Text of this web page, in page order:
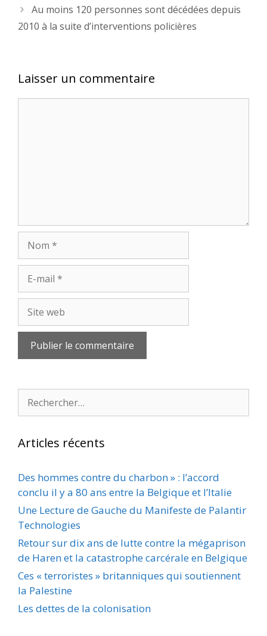
Au moins 120 personnes sont décédées depuis
2010 à la suite d’interventions policières
Laisser un commentaire
mail
web
Rechercher :
Articles récents
Des hommes contre du charbon » : l’accord
conclu il y a 80 ans entre la Belgique et l’Italie
Une Lecture de Gauche du Manifeste de Palantir
Technologies
Retour sur dix ans de lutte contre la mégaprison
de Haren et la catastrophe carcérale en Belgique
Ces « terroristes » britanniques qui soutiennent
la Palestine
Les dettes de la colonisation